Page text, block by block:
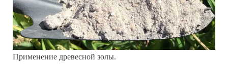
Применение древесной золы.